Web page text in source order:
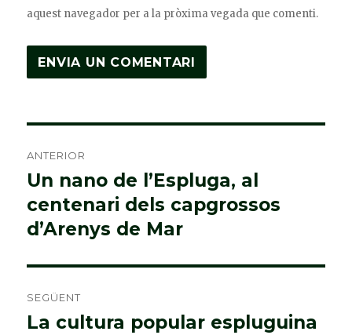
aquest navegador per a la pròxima vegada que comenti.
d'entrades
ANTERIOR
Entrada
anterior:
Un nano de l’Espluga, al
centenari dels capgrossos
d’Arenys de Mar
SEGÜENT
Entrada
La cultura popular espluguina